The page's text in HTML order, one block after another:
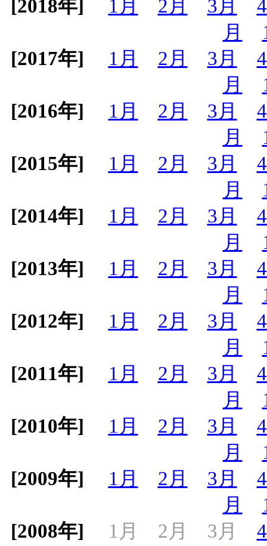
[2018年] 1月 2月 3月
月
[2017年]
1月 2月 3月
月
[2016年]
1月 2月 3月
月
[2015年]
1月 2月 3月
月
[2014年]
1月 2月 3月
月
[2013年]
1月 2月 3月
月
[2012年]
1月 2月 3月
月
[2011年]
1月 2月 3月
月
[2010年]
1月 2月 3月
月
[2009年]
1月 2月 3月
月
[2008年]
1月 2月 3月